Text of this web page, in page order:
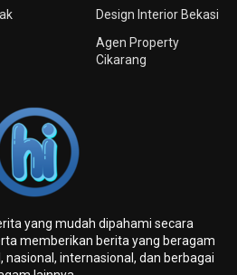
Design Interior Bekasi
Agen Property
Cikarang
yang mudah dipahami secara
memberikan berita yang beragam
internasional, dan berbagai